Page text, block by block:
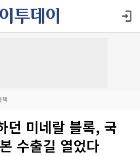
책
던 미네랄 블록, 국
수출길 열었다